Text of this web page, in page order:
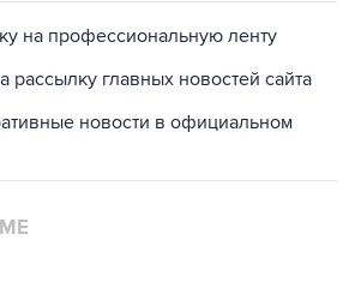
на профессиональную ленту
рассылку главных новостей сайта
новости в официальном